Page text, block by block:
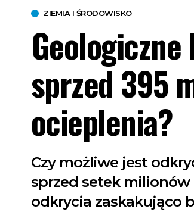
ZIEMIA I ŚRODOWISKO
sprzed 395
ocieplenia?
Czy możliwe jest
sprzed setek milionów
odkrycia zaskakująco